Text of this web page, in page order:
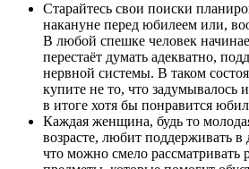
Старайтесь свои поиски
накануне перед юбилеем или,
В любой спешке человек
перестаёт думать адекватно,
нервной системы. В таком
купите не то, что задумывалось
в итоге хотя бы понравится
Каждая женщина, будь то
возрасте, любит поддерживать в
что можно смело рассматривать